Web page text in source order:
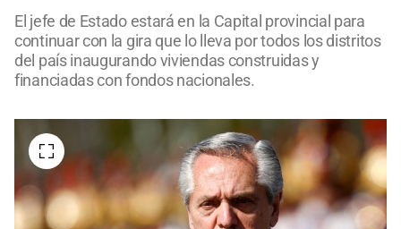
El jefe de Estado estará en la Capital provincial para
continuar con la gira que lo lleva por todos los distritos
del país inaugurando viviendas construidas y
financiadas con fondos nacionales.